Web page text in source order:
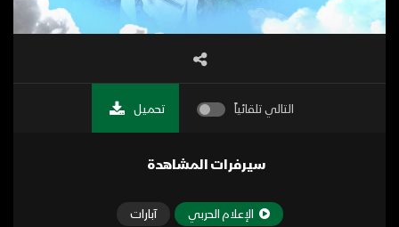
التالي تلقائياً تحميل
سيرفرات المشاهدة
الإعلام الحربي آبارات